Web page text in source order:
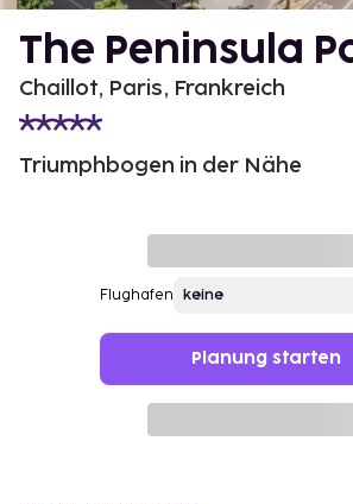
The Peninsula
Chaillot, Paris, Frankreich
Triumphbogen in der Nähe
Flughafen
Planung starten